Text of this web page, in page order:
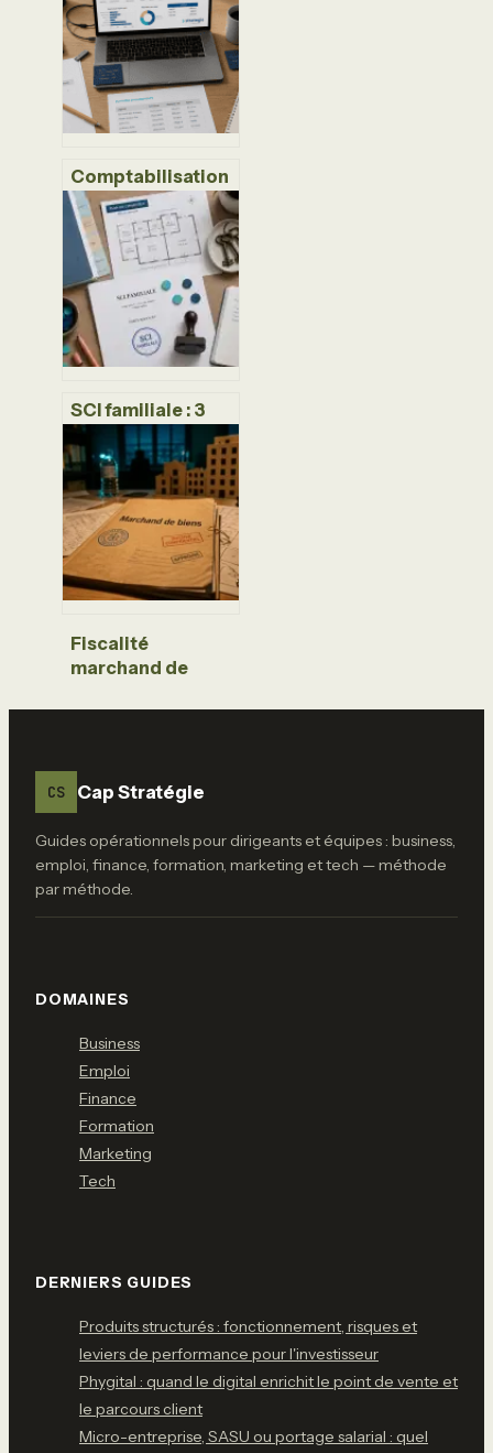
optimiser votre
trésorerie sans
sacrifier la
liquidité ?
Comptabilisation
des logiciels :
achat, SaaS ou
développement
interne, le guide
2024
SCI familiale : 3
leviers pour
transmettre votre
patrimoine
immobilier sans
impôts
Fiscalité
marchand de
marge et 4
requalification
CS Cap Stratégie
Guides opérationnels pour dirigeants et équipes : business,
emploi, finance, formation, marketing et tech — méthode
par méthode.
DOMAINES
Business
Emploi
Finance
Formation
Marketing
Tech
DERNIERS GUIDES
Produits structurés : fonctionnement, risques et
leviers de performance pour l'investisseur
Phygital : quand le digital enrichit le point de vente et
le parcours client
Micro-entreprise, SASU ou portage salarial : quel